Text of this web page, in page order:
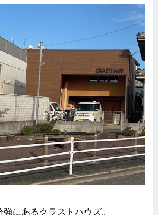
にあるクラストハウズ。